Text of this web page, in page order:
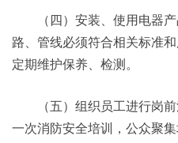
（四）安装、使用电器产
路、管线必须符合相关标准
定期维护保养、检测。
（五）组织员工进行岗前
一次消防安全培训，公众聚